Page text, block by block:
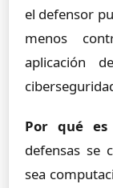
el defensor
menos
aplicación
Por qué es
defensas se
sea